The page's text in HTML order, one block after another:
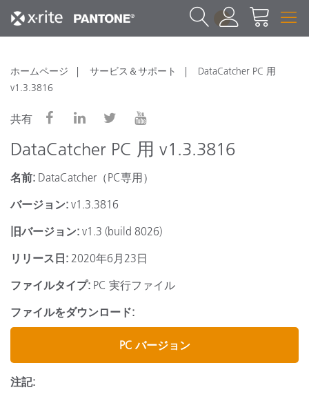
1
ホームページ サービス＆サポート
DataCatcher PC 用
v1.3.3816
共有
DataCatcher PC 用 v1.3.3816
名前: DataCatcher（PC専用）
バージョン: v1.3.3816
旧バージョン: v1.3 (build 8026)
リリース日: 2020年6月23日
ファイルタイプ: PC 実行ファイル
ファイルをダウンロード:
PC バージョン
注記: